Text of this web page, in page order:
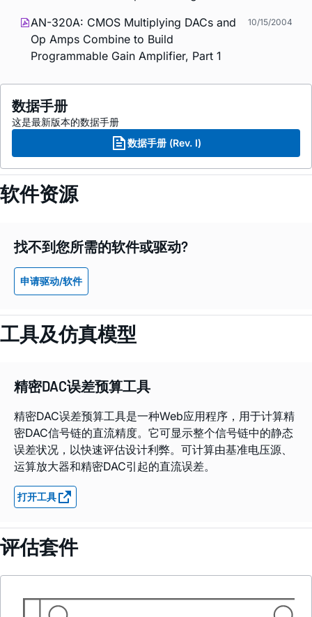
AN-320A: CMOS Multiplying DACs and
Op Amps Combine to Build
Programmable Gain Amplifier, Part 1
10/15/2004
数据手册
这是最新版本的数据手册
数据手册 (Rev. I)
软件资源
找不到您所需的软件或驱动?
申请驱动/软件
工具及仿真模型
精密DAC误差预算工具
精密DAC误差预算工具是一种Web应用程序，用于计算精
密DAC信号链的直流精度。它可显示整个信号链中的静态
误差状况，以快速评估设计利弊。可计算由基准电压源、
运算放大器和精密DAC引起的直流误差。
打开工具
评估套件